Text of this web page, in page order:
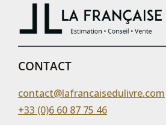
CONTACT
contact@lafrancaisedulivre.com
+33 (0)6 60 87 75 46